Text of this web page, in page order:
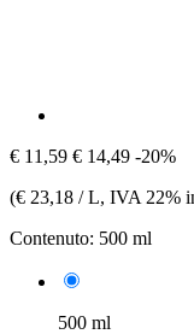
€ 11,59 € 14,49 -20%
(€ 23,18 / L, IVA 22%
Contenuto: 500 ml
500 ml